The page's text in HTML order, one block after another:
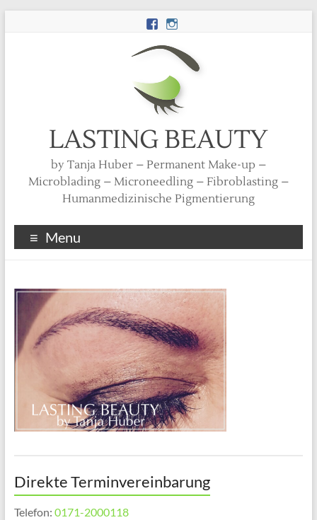
LASTING BEAUTY
by Tanja Huber – Permanent Make-up –
Microblading – Microneedling – Fibroblasting –
Humanmedizinische Pigmentierung
Menu
Direkte Terminvereinbarung
Telefon: 0171-2000118